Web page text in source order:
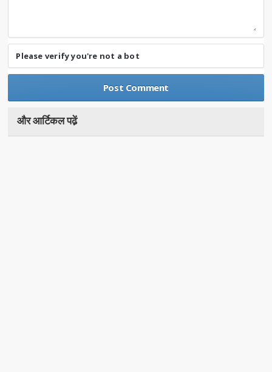
Please verify you're not a bot
और आर्टिकल पढे़ं